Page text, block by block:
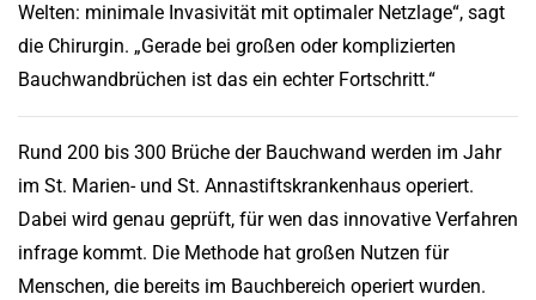
Welten: minimale Invasivität mit optimaler Netzlage“, sagt
die Chirurgin. „Gerade bei großen oder komplizierten
Bauchwandbrüchen ist das ein echter Fortschritt.“
Rund 200 bis 300 Brüche der Bauchwand werden im Jahr
im St. Marien- und St. Annastiftskrankenhaus operiert.
Dabei wird genau geprüft, für wen das innovative Verfahren
infrage kommt. Die Methode hat großen Nutzen für
Menschen, die bereits im Bauchbereich operiert wurden.